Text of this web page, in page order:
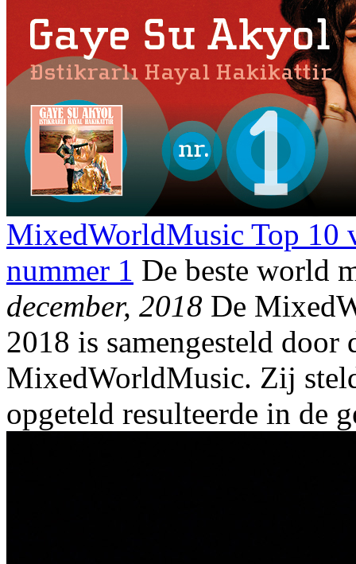
MixedWorldMusic Top 10
nummer 1 De beste world
december, 2018 De
2018 is samengesteld door
MixedWorldMusic. Zij
opgeteld resulteerde in de